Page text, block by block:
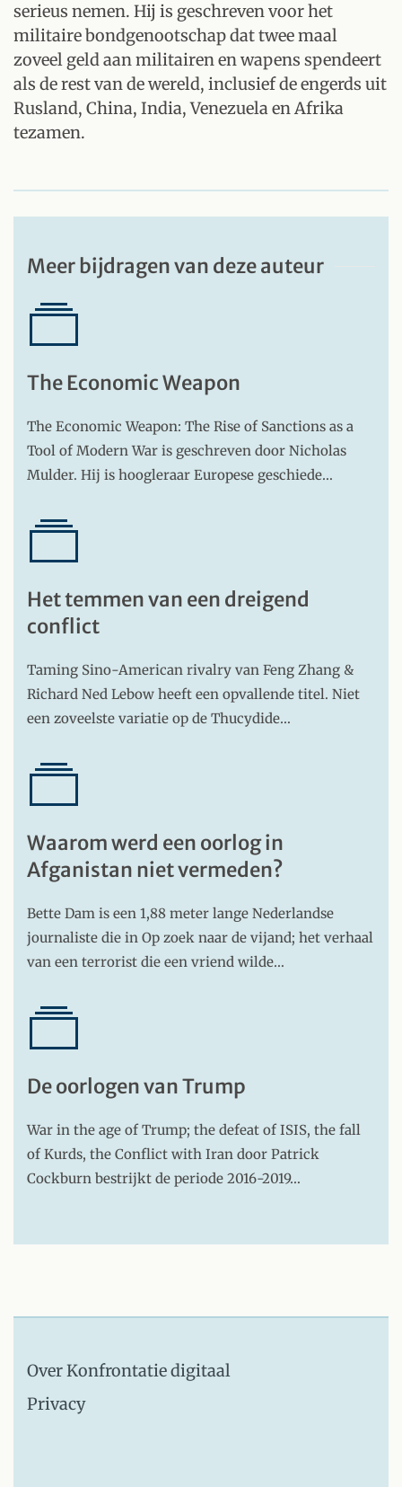
serieus nemen. Hij is geschreven voor het
militaire bondgenootschap dat twee maal
zoveel geld aan militairen en wapens spendeert
als de rest van de wereld, inclusief de engerds uit
Rusland, China, India, Venezuela en Afrika
tezamen.
Meer bijdragen van deze auteur
The Economic Weapon
The Economic Weapon: The Rise of Sanctions as a
Tool of Modern War is geschreven door Nicholas
Mulder. Hij is hoogleraar Europese geschiede…
Het temmen van een dreigend
conflict
Taming Sino-American rivalry van Feng Zhang &
Richard Ned Lebow heeft een opvallende titel. Niet
een zoveelste variatie op de Thucydide…
Waarom werd een oorlog in
Afganistan niet vermeden?
Bette Dam is een 1,88 meter lange Nederlandse
journaliste die in Op zoek naar de vijand; het verhaal
van een terrorist die een vriend wilde…
De oorlogen van Trump
War in the age of Trump; the defeat of ISIS, the fall
of Kurds, the Conflict with Iran door Patrick
Cockburn bestrijkt de periode 2016-2019…
Over Konfrontatie digitaal
Privacy